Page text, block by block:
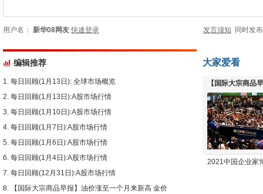
用户名： 新华08网友 快速登录 发言须知 同时发
编辑推荐
每日回顾(1月13日): 全球市场概览
每日回顾(1月13日):A股市场行情
每日回顾(1月10日):A股市场行情
每日回顾(1月7日):A股市场行情
每日回顾(1月6日):A股市场行情
每日回顾(1月4日):A股市场行情
每日回顾(12月31日):A股市场行情
【国际大宗商品早报】油价涨至一个月来新高 金价
大家爱看
【国际大宗商品
下跌
2021中国企业家